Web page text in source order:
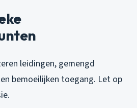
leidingen, gemengd
bemoeilijken toegang. Let op